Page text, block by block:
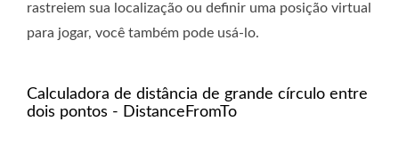
rastreiem sua localização ou definir uma posição virtual
para jogar, você também pode usá-lo.
Calculadora de distância de grande círculo entre
dois pontos - DistanceFromTo